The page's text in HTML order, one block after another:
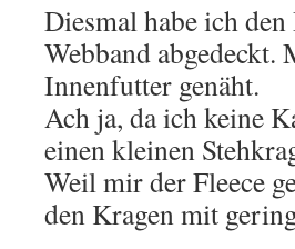
Diesmal habe ich
Webband
Innenfutter genäht.
Ach ja, da ich keine
einen kleinen
Weil mir der Fleece
den Kragen mit